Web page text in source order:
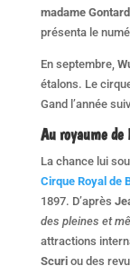
madame Gontard
présenta le
En septembre,
étalons. Le
Gand l’année
Au royaume de
La chance lui
Cirque Royal de
1897. D’après
des pleines et
attractions
Scuriou des